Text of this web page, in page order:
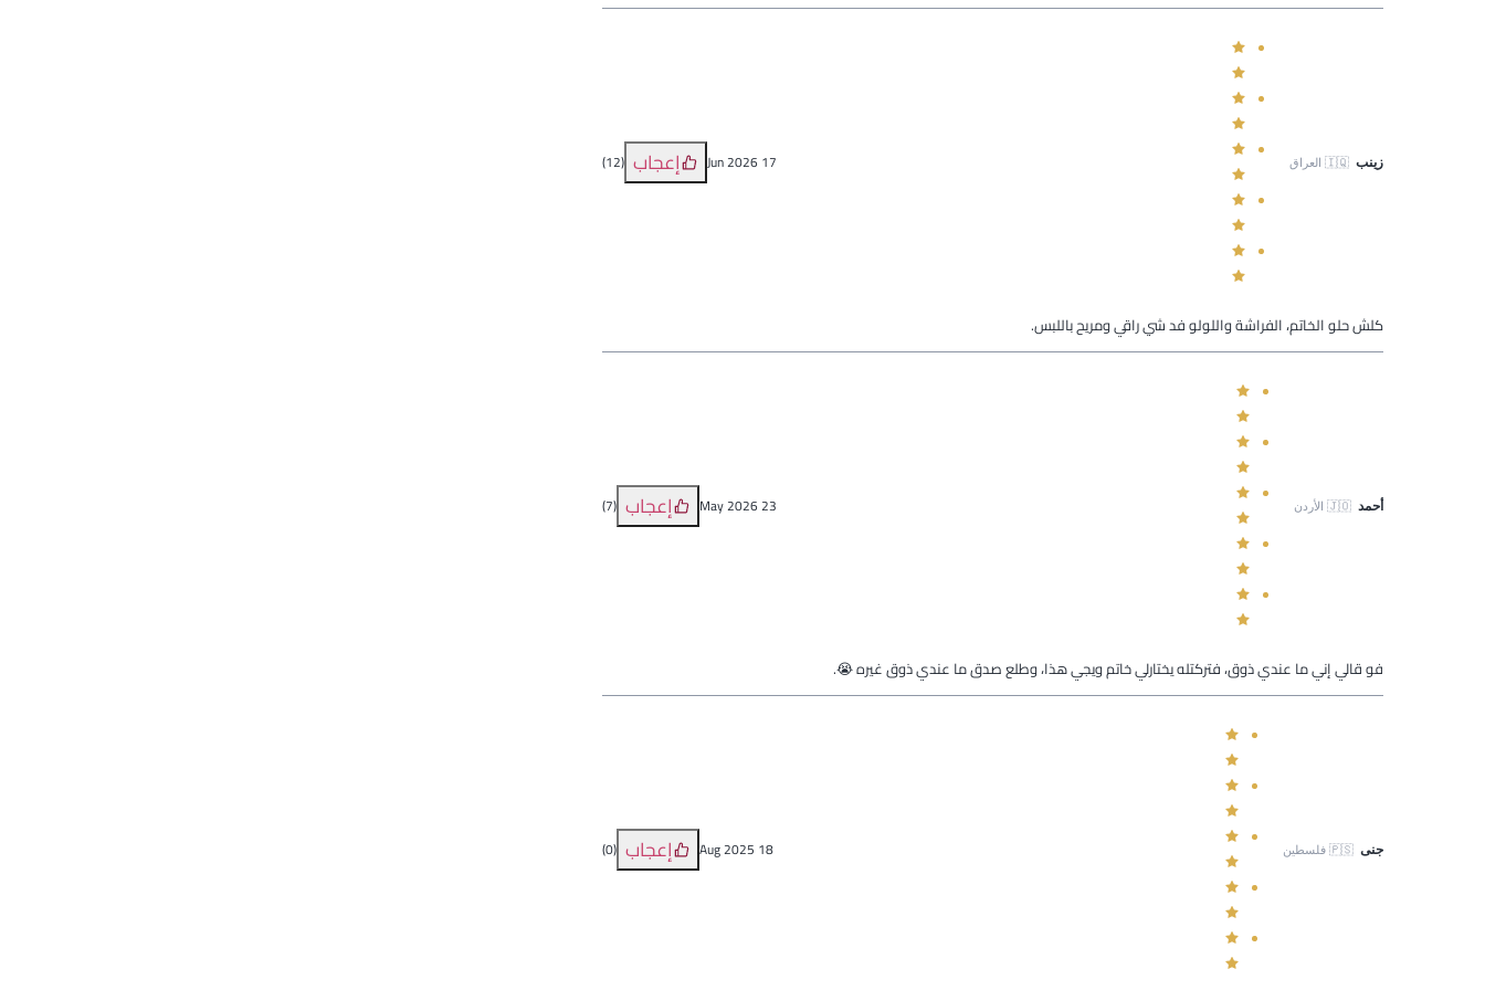
زينب 🇮🇶 العراق 17 Jun 2026 إعجاب (
12
)
كلش حلو الخاتم، الفراشة واللولو فد شي راقي ومريح باللبس.
أحمد 🇯🇴 الأردن 23 May 2026 إعجاب (
7
)
فو قالي إني ما عندي ذوق، فتركتله يختارلي خاتم ويجي هذا، وطلع صدق ما عندي ذوق غيره 😭.
جنى 🇵🇸 فلسطين 18 Aug 2025 إعجاب (
0
)